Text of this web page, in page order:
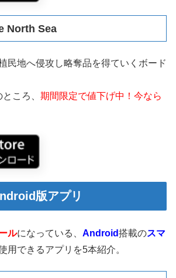
North Sea
民地へ侵攻し略奪品を得ていくボード
ころ、 期間限定で値下げ中！今なら
版アプリ
ルになっている、 Android搭載のスマ
用できるアプリを5本紹介。